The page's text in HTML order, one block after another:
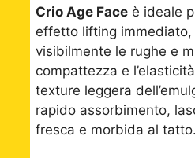
Crio Age Face è ideale
effetto lifting
visibilmente le rughe e
compattezza e
texture leggera
rapido assorbimento,
fresca e morbida al tatto.